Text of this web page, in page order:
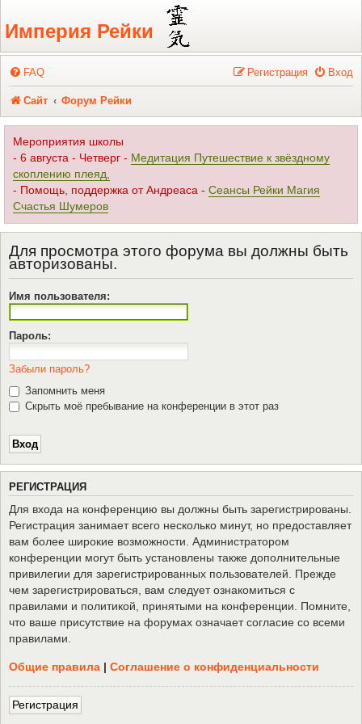
Регистрация
Империя Рейки
FAQ Вход
Регистрация
Сайт Форум Рейки
Мероприятия школы
- 6 августа - Четверг - Медитация Путешествие к звёздному
скоплению плеяд,
- Помощь, поддержка от Андреаса - Сеансы Рейки Магия
Счастья Шумеров
Для просмотра этого форума вы должны быть
авторизованы.
Имя пользователя:
Пароль:
Забыли пароль?
Запомнить меня
Скрыть моё пребывание на конференции в этот раз
РЕГИСТРАЦИЯ
Для входа на конференцию вы должны быть зарегистрированы.
Регистрация занимает всего несколько минут, но предоставляет
вам более широкие возможности. Администратором
конференции могут быть установлены также дополнительные
привилегии для зарегистрированных пользователей. Прежде
чем зарегистрироваться, вам следует ознакомиться с
правилами и политикой, принятыми на конференции. Помните,
что ваше присутствие на форумах означает согласие со всеми
правилами.
Общие правила | Соглашение о конфиденциальности
Регистрация